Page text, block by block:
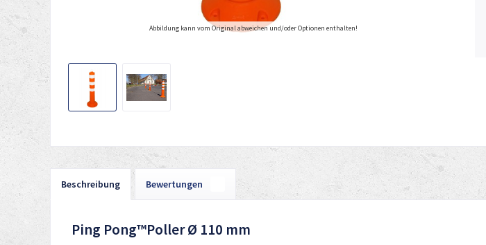
Abbildung kann vom Original abweichen und/oder Optionen enthalten!
Beschreibung Bewertungen
Ping Pong™Poller Ø 110 mm